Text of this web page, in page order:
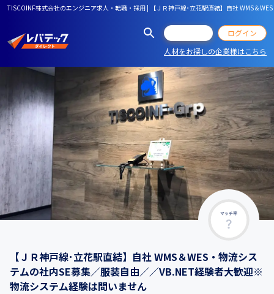
TISCOINF株式会社のエンジニア求人・転職・採用 | 【ＪＲ神戸線･立花駅直結】自社 WMS＆
ログイン
人材をお探しの企業様はこちら
マッチ率
【ＪＲ神戸線･立花駅直結】自社 WMS＆WES・物流シス
テムの社内SE募集／服装自由／／VB.NET経験者大歓迎※
物流システム経験は問いません